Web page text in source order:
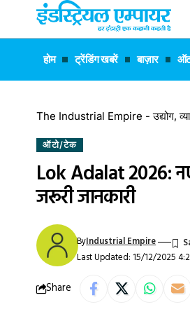
होम ट्रेंडिंग खबरें बाज़ार
The Industrial Empire - उद्योग,
ऑटो/टेक
Lok Adalat 2026:
जरूरी जानकारी
Last Updated: 15/12/2025
ByIndustrial Empire
Share